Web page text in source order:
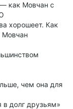
как Мовчан с
хорошеет. Как
Мовчан
чем она для
в долг друзьям»